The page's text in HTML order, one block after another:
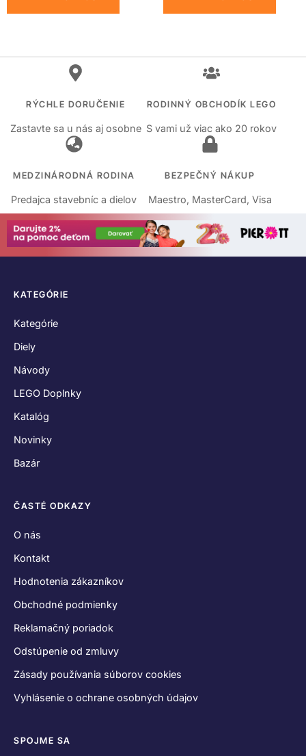
RÝCHLE DORUČENIE
Zastavte sa u nás aj osobne
RODINNÝ OBCHODÍK LEGO
S vami už viac ako 20 rokov
MEDZINÁRODNÁ RODINA
Predajca stavebníc a dielov
BEZPEČNÝ NÁKUP
Maestro, MasterCard, Visa
KATEGÓRIE
Kategórie
Diely
Návody
LEGO Doplnky
Katalóg
Novinky
Bazár
ČASTÉ ODKAZY
O nás
Kontakt
Hodnotenia zákazníkov
Obchodné podmienky
Reklamačný poriadok
Odstúpenie od zmluvy
Zásady používania súborov cookies
Vyhlásenie o ochrane osobných údajov
SPOJME SA